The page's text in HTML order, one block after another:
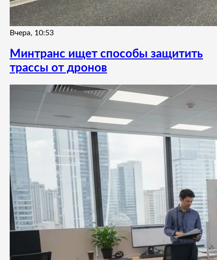
Вчера, 10:53
Минтранс ищет способы защитить
трассы от дронов